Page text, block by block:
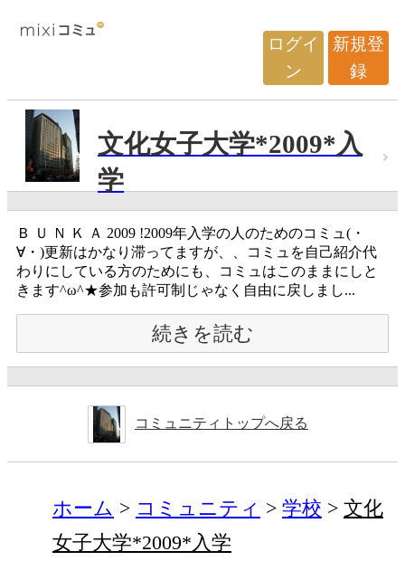
ログイ
ン
新規登
録
文化女子大学*2009*入
学
Ｂ Ｕ Ｎ Ｋ Ａ 2009 !2009年入学の人のためのコミュ(・
∀・)更新はかなり滞ってますが、、コミュを自己紹介代
わりにしている方のためにも、コミュはこのままにしと
きます^ω^★参加も許可制じゃなく自由に戻しまし...
続きを読む
コミュニティトップへ戻る
ホーム コミュニティ 学校
文化
女子大学*2009*入学